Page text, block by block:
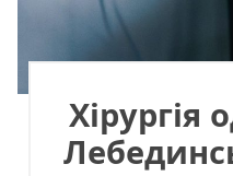
Хірургія